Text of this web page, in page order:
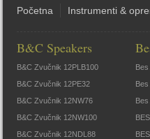
Početna Instrumenti &
B&C Speakers
B&C Zvučnik 12PLB100
B&C Zvučnik 12PE32
B&C Zvučnik 12NW76
B&C Zvučnik 12NW100
B&C Zvučnik 12NDL88
Bes